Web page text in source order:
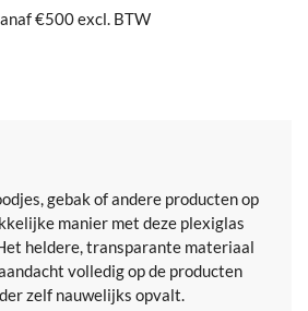
€500 excl. BTW
gebak of andere producten op
manier met deze plexiglas
heldere, transparante materiaal
volledig op de producten
zelf nauwelijks opvalt.